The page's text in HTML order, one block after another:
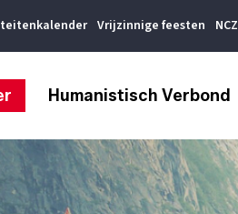
Vrijzinnige feesten NCZ
Humanistisch Verbond